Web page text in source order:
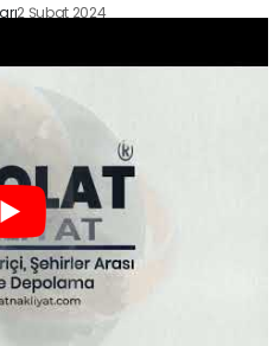
2 Şubat 2024
2 Şubat 2024
Ankara'ya
Eşyalarımızı dikkatle